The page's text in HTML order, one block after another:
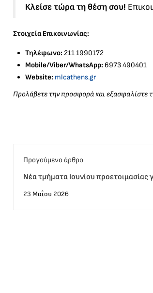
Κλείσε τώρα τη θέση σου!
Στοιχεία Επικοινωνίας:
Τηλέφωνο: 211 1990172
Mobile/Viber/WhatsApp: 6973 490401
Website: mlcathens.gr
Προλάβετε την προσφορά και εξασφαλίστε
Προγούμενο άρθρο
Νέα τμήματα Ιουνίου προετοιμασίας
23 Μαΐου 2026